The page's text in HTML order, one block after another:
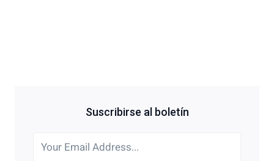
Suscribirse al boletín